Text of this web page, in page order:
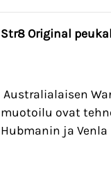
Str8 Original
Australialaisen
muotoilu ovat
Hubmanin ja